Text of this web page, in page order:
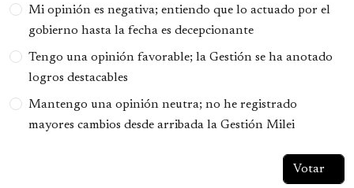
Mi opinión es negativa; entiendo que lo actuado por el
gobierno hasta la fecha es decepcionante
Tengo una opinión favorable; la Gestión se ha anotado
logros destacables
Mantengo una opinión neutra; no he registrado
mayores cambios desde arribada la Gestión Milei